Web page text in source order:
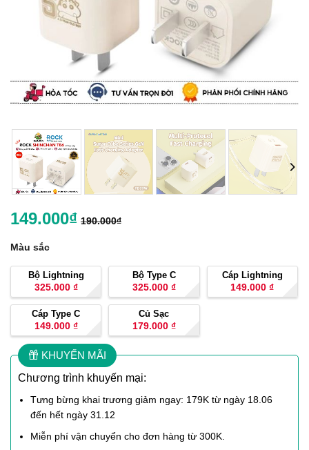
149.000₫ 190.000₫
Màu sắc
Bộ Lightning
325.000 ₫
Bộ Type C
325.000 ₫
Cáp Lightning
149.000₫
Cáp Type C
149.000 ₫
Củ Sạc
179.000 ₫
KHUYẾN MÃI
Chương trình khuyến mại:
Tưng bừng khai trương giảm ngay: 179K từ ngày 18.06
đến hết ngày 31.12
Miễn phí vận chuyển cho đơn hàng từ 300K.